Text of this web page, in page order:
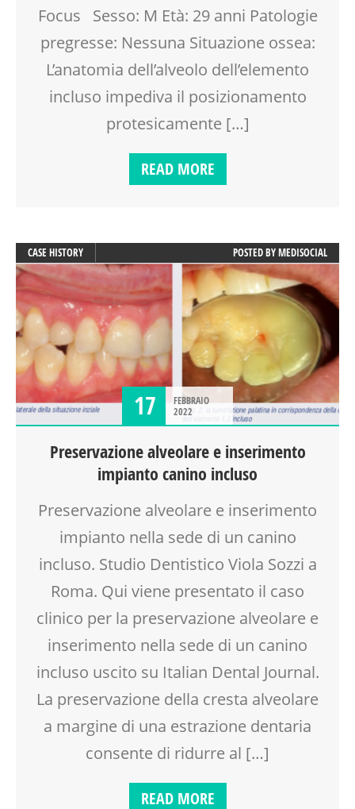
Focus Sesso: M Età: 29 anni Patologie
pregresse: Nessuna Situazione ossea:
L’anatomia dell’alveolo dell’elemento
incluso impediva il posizionamento
protesicamente […]
READ MORE
CASE HISTORY POSTED BYMEDISOCIAL
17
FEBBRAIO
2022
Preservazione alveolare e inserimento
impianto canino incluso
Preservazione alveolare e inserimento
impianto nella sede di un canino
incluso. Studio Dentistico Viola Sozzi a
Roma. Qui viene presentato il caso
clinico per la preservazione alveolare e
inserimento nella sede di un canino
incluso uscito su Italian Dental Journal.
La preservazione della cresta alveolare
a margine di una estrazione dentaria
consente di ridurre al […]
READ MORE